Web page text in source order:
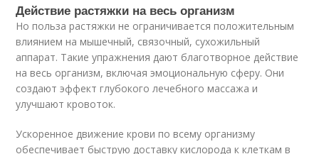
Действие растяжки на весь организм
Но польза растяжки не ограничивается положительным
влиянием на мышечный, связочный, сухожильный
аппарат. Такие упражнения дают благотворное действие
на весь организм, включая эмоциональную сферу. Они
создают эффект глубокого лечебного массажа и
улучшают кровоток.
Ускоренное движение крови по всему организму
обеспечивает быструю доставку кислорода к клеткам в